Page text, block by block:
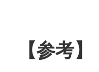
【参考】